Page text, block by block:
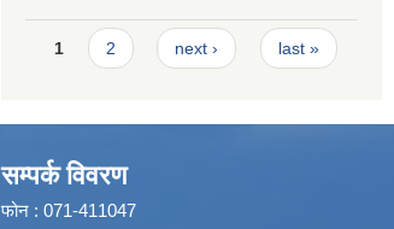
Hiring a Firm for Skill Development
Training Road Repair Maintenance
Pages
1 2 next › last »
सम्पर्क विवरण
फोन : 071-411047